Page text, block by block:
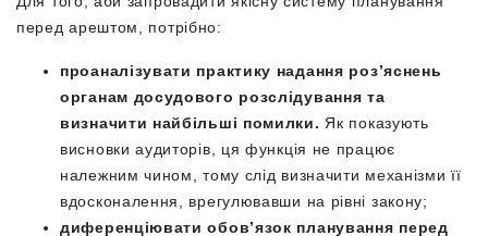
перед арештом, потрібно:
проаналізувати практику надання розʼяснень
органам досудового розслідування та
визначити найбільші помилки. Як показують
висновки аудиторів, ця функція не працює
належним чином, тому слід визначити механізми її
вдосконалення, врегулювавши на рівні закону;
диференціювати обовʼязок планування перед